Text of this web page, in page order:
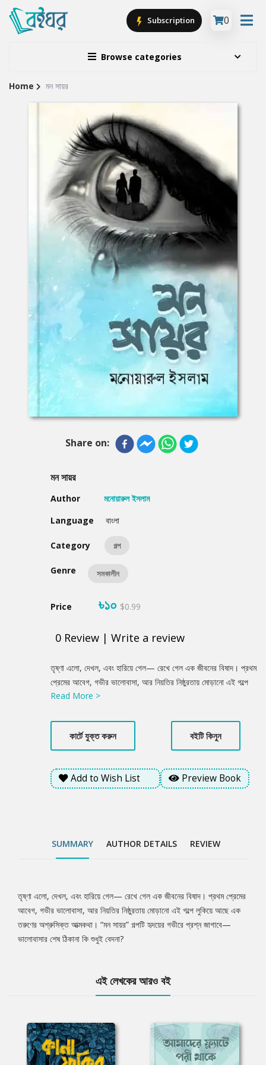
Browse categories
Subscription 0
Site
Home মন সায়র
Share on:
মন সায়র
Author
মনোয়ারুল ইসলাম
Language
বাংলা
Category গল্প
Genre সমকালীন
Price ৳১০ $0.99
0 Review | Write a review
Product
Summery
তৃষ্ণা এলো, দেখল, এবং হারিয়ে গেল— রেখে গেল এক জীবনের বিষাদ। প্রথম
প্রেমের আবেগ, গভীর ভালোবাসা, আর নিয়তির নিষ্ঠুরতায় মোড়ানো এই গল্পে
লুকিয়ে আছে এক তরুণের অশ্রুসিক্ত আত্মকথা। “মন সায়র” গল্পটি হৃদয়ের
Read More >
কার্টে যুক্ত করুন বইটি কিনুন
Add to Wish List Preview Book
SUMMARY AUTHOR DETAILS REVIEW
Tab
Article
তৃষ্ণা এলো, দেখল, এবং হারিয়ে গেল— রেখে গেল এক জীবনের বিষাদ। প্রথম প্রেমের
আবেগ, গভীর ভালোবাসা, আর নিয়তির নিষ্ঠুরতায় মোড়ানো এই গল্পে লুকিয়ে আছে এক
তরুণের অশ্রুসিক্ত আত্মকথা। “মন সায়র” গল্পটি হৃদয়ের গভীরে প্রশ্ন জাগাবে—
ভালোবাসার শেষ ঠিকানা কি শুধুই বেদনা?
এই লেখকের আরও বই